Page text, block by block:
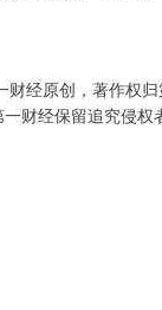
经原创，著作权
财经保留追究侵